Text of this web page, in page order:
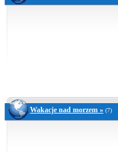
Wakacje nad morzem » (7)